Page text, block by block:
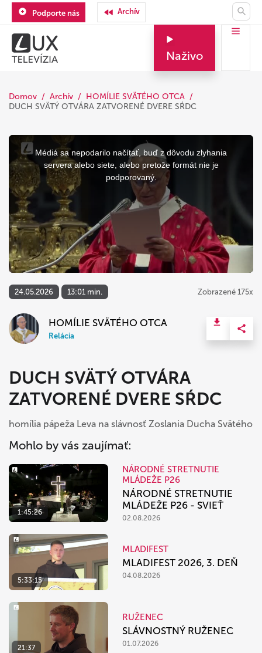
Podporte nás Archív
Naživo
Domov Archív
HOMÍLIE SVÄTÉHO OTCA
DUCH SVÄTÝ OTVÁRA ZATVORENÉ DVERE SŔDC
This
modal
window.
Médiá sa nepodarilo načítať, buď z dôvodu zlyhania
servera alebo siete, alebo pretože formát nie je
podporovaný.
24.05.2026 13:01 min. Zobrazené 175x
HOMÍLIE SVÄTÉHO OTCA
Relácia
DUCH SVÄTÝ OTVÁRA
ZATVORENÉ DVERE SŔDC
homília pápeža Leva na slávnosť Zoslania Ducha Svätého
Mohlo by vás zaujímať:
1:45:26
NÁRODNÉ STRETNUTIE
MLÁDEŽE P26
NÁRODNÉ STRETNUTIE
MLÁDEŽE P26 - SVIEŤ
02.08.2026
5:33:15
MLADIFEST
MLADIFEST 2026, 3. DEŇ
04.08.2026
21:37
RUŽENEC
SLÁVNOSTNÝ RUŽENEC
01.07.2026